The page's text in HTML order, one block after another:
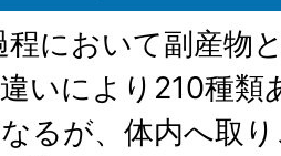
程において副産物
いにより210種類
るが、体内へ取